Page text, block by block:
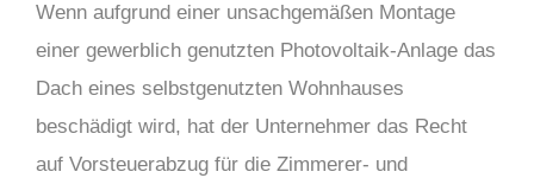
Wenn aufgrund einer unsachgemäßen Montage
einer gewerblich genutzten Photovoltaik-Anlage das
Dach eines selbstgenutzten Wohnhauses
beschädigt wird, hat der Unternehmer das Recht
auf Vorsteuerabzug für die Zimmerer- und